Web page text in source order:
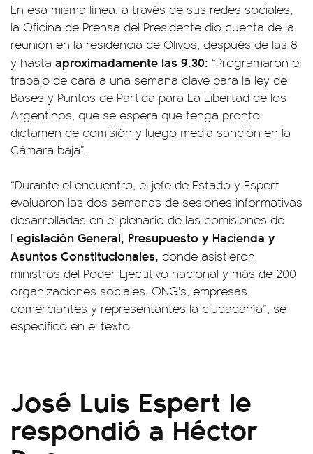
En esa misma línea, a través de sus redes sociales,
la Oficina de Prensa del Presidente dio cuenta de la
reunión en la residencia de Olivos, después de las 8
y hasta aproximadamente las 9.30: “Programaron el
trabajo de cara a una semana clave para la ley de
Bases y Puntos de Partida para La Libertad de los
Argentinos, que se espera que tenga pronto
dictamen de comisión y luego media sanción en la
Cámara baja”.
“Durante el encuentro, el jefe de Estado y Espert
evaluaron las dos semanas de sesiones informativas
desarrolladas en el plenario de las comisiones de
Legislación General, Presupuesto y Hacienda y
Asuntos Constitucionales, donde asistieron
ministros del Poder Ejecutivo nacional y más de 200
organizaciones sociales, ONG's, empresas,
comerciantes y representantes la ciudadanía”, se
especificó en el texto.
José Luis Espert le
respondió a Héctor